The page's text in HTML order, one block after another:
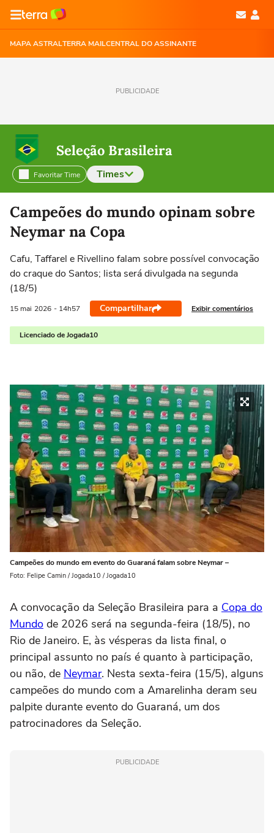
MAPA ASTRALTERRA MAILCENTRAL DO ASSINANTE
PUBLICIDADE
Seleção Brasileira
Favoritar Time Times
Selecione o time para ver as notícias
Campeões do mundo opinam sobre
Neymar na Copa
Cafu, Taffarel e Rivellino falam sobre possível convocação
do craque do Santos; lista será divulgada na segunda
(18/5)
15 mai 2026 - 14h57 Compartilhar Exibir comentários
Licenciado de Jogada10
Campeões do mundo em evento do Guaraná falam sobre Neymar –
Foto: Felipe Camin / Jogada10 / Jogada10
A convocação da Seleção Brasileira para a Copa do
Mundo de 2026 será na segunda-feira (18/5), no
Rio de Janeiro. E, às vésperas da lista final, o
principal assunto no país é quanto à participação,
ou não, de Neymar. Nesta sexta-feira (15/5), alguns
campeões do mundo com a Amarelinha deram seu
palpite durante evento do Guaraná, um dos
patrocinadores da Seleção.
PUBLICIDADE